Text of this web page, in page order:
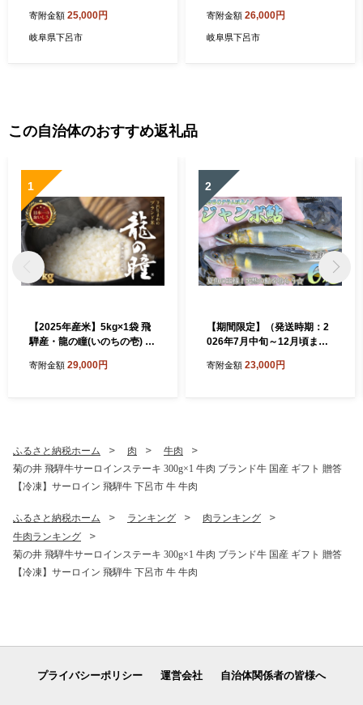
答【冷凍】
寄附金額 25,000円
岐阜県下呂市
【冷凍】いちぼ ステーキ 飛
騨牛 牛 ステーキ
寄附金額 26,000円
岐阜県下呂市
この自治体のおすすめ返礼品
1
【2025年産米】5kg×1袋 飛
騨産・龍の瞳(いのちの壱) 株
令和7年産 精米 ブランド米
寄附金額 29,000円
2
【期間限定】（発送時期：2
026年7月中旬～12月頃ま
む天然の馬瀬川鮎 ６尾（重
寄附金額 23,000円
ふるさと納税ホーム 肉
牛肉
菊の井 飛騨牛サーロインステーキ 300g×1 牛肉 ブランド牛 国産 ギフト 贈答
【冷凍】サーロイン 飛騨牛 下呂市 牛 牛肉
ふるさと納税ホーム ランキング
肉ランキング
牛肉ランキング
菊の井 飛騨牛サーロインステーキ 300g×1 牛肉 ブランド牛 国産 ギフト 贈答
【冷凍】サーロイン 飛騨牛 下呂市 牛 牛肉
プライバシーポリシー 運営会社 自治体関係者の皆様へ